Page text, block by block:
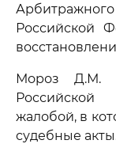
Российской
Мороз Д.М.
жалобой, в
судебные